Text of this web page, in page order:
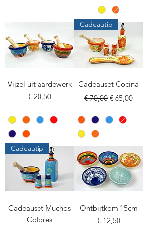
Vijzel uit aardewerk
Prijs
€ 20,50
Cadeautip
Cadeauset Cocina
Normale prijs
€ 70,00 Verkoopprijs
€ 65,00
Cadeautip
Cadeauset Muchos
Colores
Ontbijtkom 15cm
Prijs
€ 12,50